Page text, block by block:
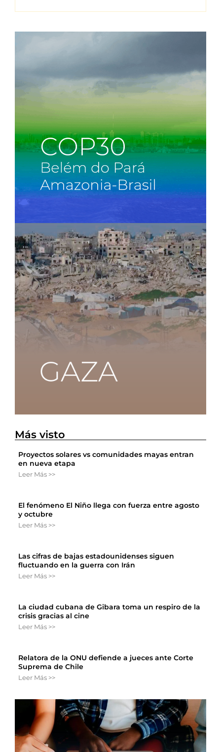
Más visto
Proyectos solares vs comunidades mayas entran
en nueva etapa
Leer Más >>
El fenómeno El Niño llega con fuerza entre agosto
y octubre
Leer Más >>
Las cifras de bajas estadounidenses siguen
fluctuando en la guerra con Irán
Leer Más >>
La ciudad cubana de Gibara toma un respiro de la
crisis gracias al cine
Leer Más >>
Relatora de la ONU defiende a jueces ante Corte
Suprema de Chile
Leer Más >>